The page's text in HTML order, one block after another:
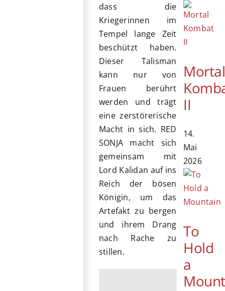
dass die
Kriegerinnen im
Tempel lange Zeit
beschützt haben.
Dieser Talisman
kann nur von
Frauen berührt
werden und trägt
eine zerstörerische
Macht in sich. RED
SONJA macht sich
gemeinsam mit
Lord Kalidan auf ins
Reich der bösen
Königin, um das
Artefakt zu bergen
und ihrem Drang
nach Rache zu
stillen.
Mortal
II
14.
Mai
2026
To
Hold
a